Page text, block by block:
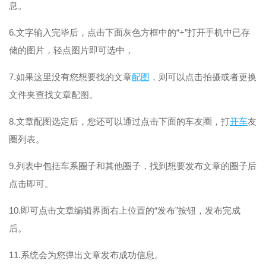
息。
6.文字输入完毕后，点击下面灰色方框中的“+”打开手机中已存
储的图片，轻点图片即可选中，
7.如果这里没有您想要找的文章配图 ，则可以点击拍摄或者更换
文件夹查找文章配图。
8.文章配图选定后，您还可以通过点击下面的车友圈，打开车友
圈列表。
9.列表中包括车系圈子和其他圈子，找到想要发布文章的圈子后
点击即可。
10.即可点击文章编辑界面右上位置的“发布”按钮，发布完成
后。
11.系统会为您弹出文章发布成功信息。